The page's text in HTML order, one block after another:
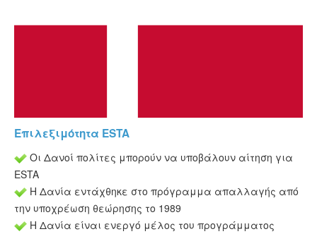
Επιλεξιμότητα ESTA
Οι Δανοί πολίτες μπορούν να υποβάλουν αίτηση για
ESTA
Η Δανία εντάχθηκε στο πρόγραμμα απαλλαγής από
την υποχρέωση θεώρησης το 1989
Η Δανία είναι ενεργό μέλος του προγράμματος